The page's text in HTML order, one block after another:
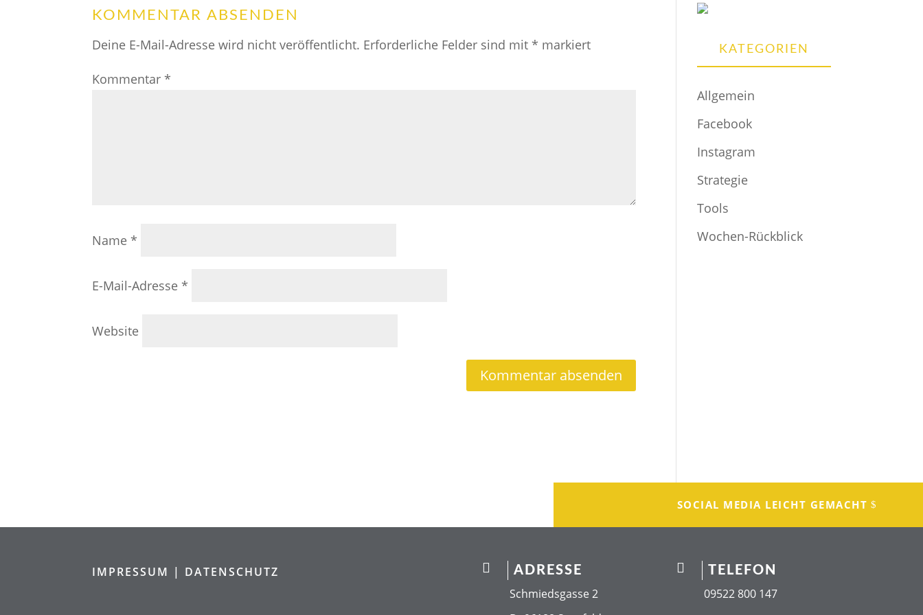
KOMMENTAR ABSENDEN
Deine E-Mail-Adresse wird nicht veröffentlicht. Erforderliche Felder sind mit* markiert
Kommentar*
Name*
E-Mail-Adresse*
Website
KATEGORIEN
Allgemein
Facebook
Instagram
Strategie
Tools
Wochen-Rückblick
SOCIAL MEDIA LEICHT GEMACHT
IMPRESSUM | DATENSCHUTZ  ADRESSE
Schmiedsgasse 2
 TELEFON
09522 800 147